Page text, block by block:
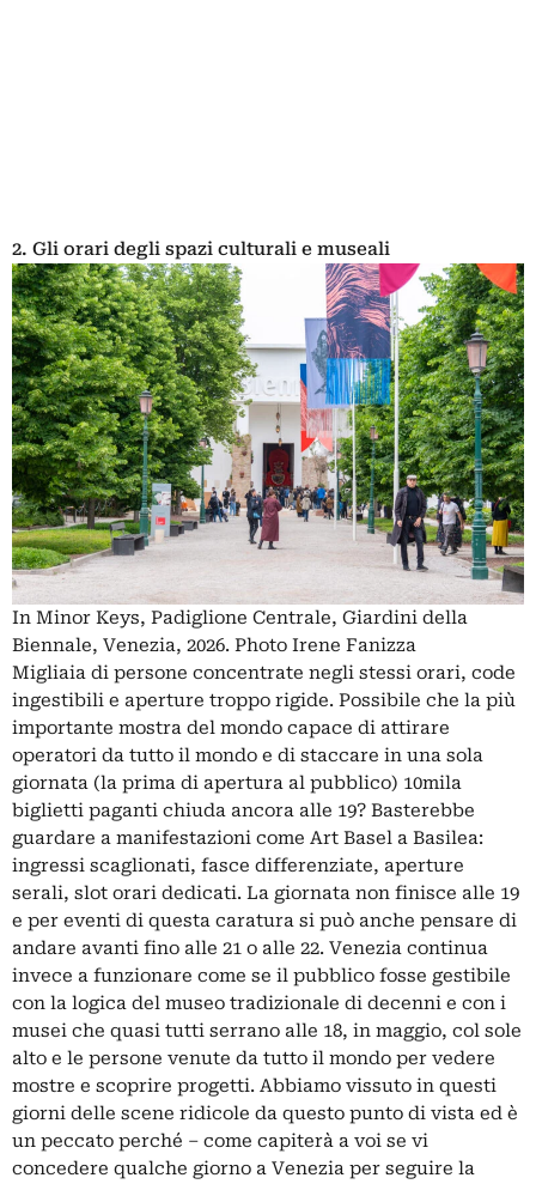
2. Gli orari degli spazi culturali e museali
In Minor Keys, Padiglione Centrale, Giardini della
Biennale, Venezia, 2026. Photo Irene Fanizza
Migliaia di persone concentrate negli stessi orari, code
ingestibili e aperture troppo rigide. Possibile che la più
importante mostra del mondo capace di attirare
operatori da tutto il mondo e di staccare in una sola
giornata (la prima di apertura al pubblico) 10mila
biglietti paganti chiuda ancora alle 19? Basterebbe
guardare a manifestazioni come Art Basel a Basilea:
ingressi scaglionati, fasce differenziate, aperture
serali, slot orari dedicati. La giornata non finisce alle 19
e per eventi di questa caratura si può anche pensare di
andare avanti fino alle 21 o alle 22. Venezia continua
invece a funzionare come se il pubblico fosse gestibile
con la logica del museo tradizionale di decenni e con i
musei che quasi tutti serrano alle 18, in maggio, col sole
alto e le persone venute da tutto il mondo per vedere
mostre e scoprire progetti. Abbiamo vissuto in questi
giorni delle scene ridicole da questo punto di vista ed è
un peccato perché – come capiterà a voi se vi
concedere qualche giorno a Venezia per seguire la